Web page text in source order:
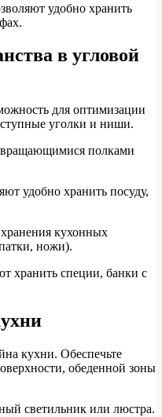
удобно хранить
в угловой
для оптимизации
уголки и ниши.
полками
удобно хранить посуду,
кухонных
ножи).
хранить специи, банки с
кухни. Обеспечьте
обеденной зоны
светильник или люстра.